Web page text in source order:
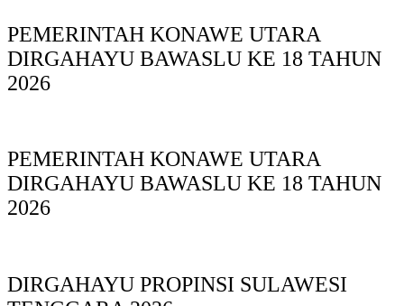
PEMERINTAH KONAWE UTARA
DIRGAHAYU BAWASLU KE 18 TAHUN
2026
PEMERINTAH KONAWE UTARA
DIRGAHAYU BAWASLU KE 18 TAHUN
2026
DIRGAHAYU PROPINSI SULAWESI